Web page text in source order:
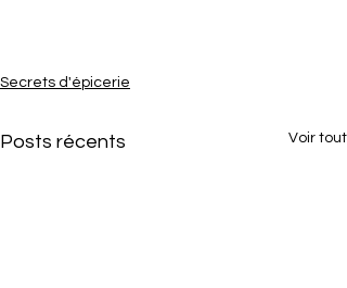
Secrets d'épicerie
Posts récents Voir tout